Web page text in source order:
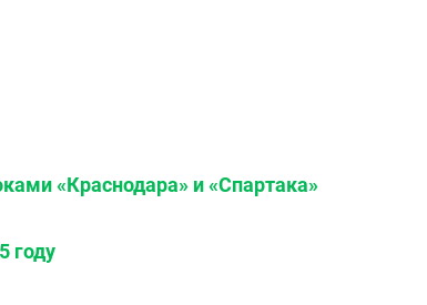
«Краснодара» и «Спартака»
году